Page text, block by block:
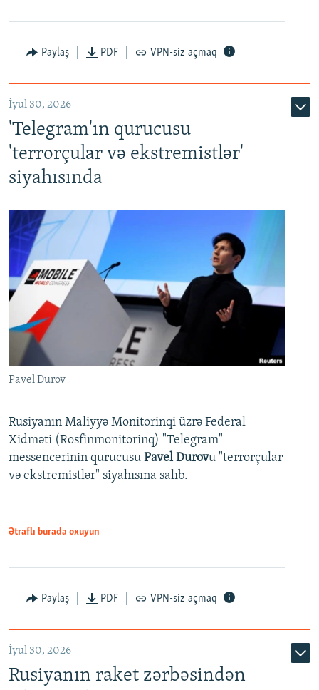
Paylaş PDF VPN-siz açmaq
İyul 30, 2026
'Telegram'ın qurucusu
'terrorçular və ekstremistlər'
siyahısında
Pavel Durov
Rusiyanın Maliyyə Monitorinqi üzrə Federal
Xidməti (Rosfinmonitorinq) "Telegram"
messencerinin qurucusu Pavel Durovu "terrorçular
və ekstremistlər" siyahısına salıb.
Ətraflı burada oxuyun
Paylaş PDF VPN-siz açmaq
İyul 30, 2026
Rusiyanın raket zərbəsindən